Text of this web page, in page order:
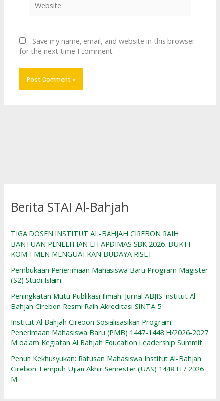
Save my name, email, and website in this browser
for the next time I comment.
Berita STAI Al-Bahjah
TIGA DOSEN INSTITUT AL-BAHJAH CIREBON RAIH
BANTUAN PENELITIAN LITAPDIMAS SBK 2026, BUKTI
KOMITMEN MENGUATKAN BUDAYA RISET
Pembukaan Penerimaan Mahasiswa Baru Program Magister
(S2) Studi Islam
Peningkatan Mutu Publikasi Ilmiah: Jurnal ABJIS Institut Al-
Bahjah Cirebon Resmi Raih Akreditasi SINTA 5
Institut Al Bahjah Cirebon Sosialisasikan Program
Penerimaan Mahasiswa Baru (PMB) 1447-1448 H/2026-2027
M dalam Kegiatan Al Bahjah Education Leadership Summit
Penuh Kekhusyukan: Ratusan Mahasiswa Institut Al-Bahjah
Cirebon Tempuh Ujian Akhir Semester (UAS) 1448 H / 2026
M